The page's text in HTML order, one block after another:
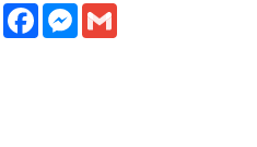
FacebookMessenger
Gmail